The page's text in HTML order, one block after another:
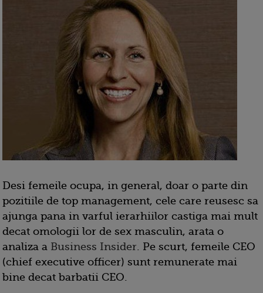
Desi femeile ocupa, in general, doar o parte din
pozitiile de top management, cele care reusesc sa
ajunga pana in varful ierarhiilor castiga mai mult
decat omologii lor de sex masculin, arata o
analiza a Business Insider. Pe scurt, femeile CEO
(chief executive officer) sunt remunerate mai
bine decat barbatii CEO.